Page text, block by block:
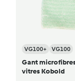
VG100+ VG100
Gant
vitres Kobold